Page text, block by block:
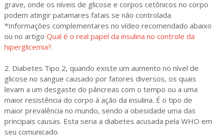
grave, onde os níveis de glicose e corpos cetônicos no corpo
podem atingir patamares fatais se não controlada.
*Informações complementares no vídeo recomendado abaixo
ou no artigo Qual é o real papel da insulina no controle da
hiperglicemia?.
2. Diabetes Tipo 2, quando existe um aumento no nível de
glicose no sangue causado por fatores diversos, os quais
levam a um desgaste do pâncreas com o tempo ou a uma
maior resistência do corpo à ação da insulina. É o tipo de
maior prevalência no mundo, sendo a obesidade uma das
principais causas. Esta seria a diabetes acusada pela WHO em
seu comunicado.